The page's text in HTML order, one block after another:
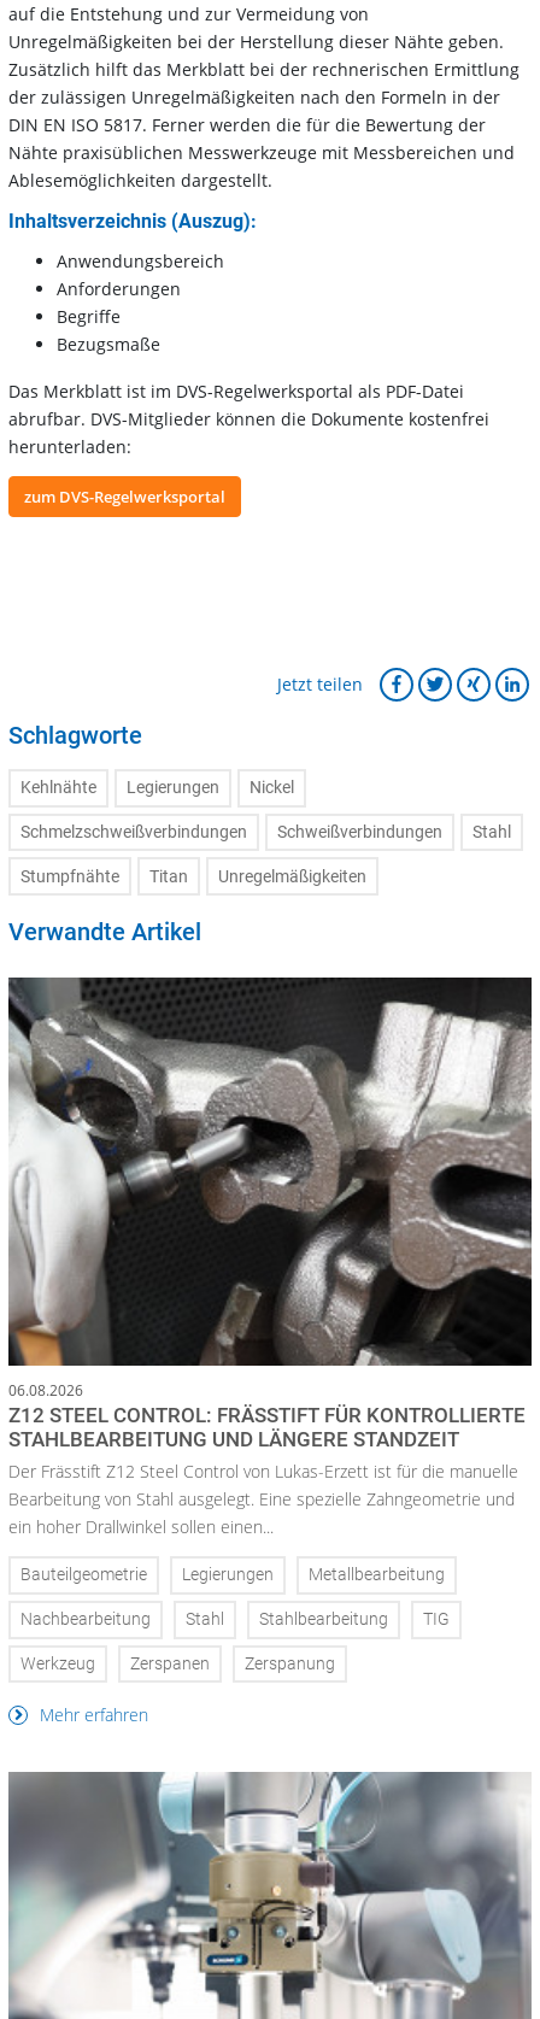
auf die Entstehung und zur Vermeidung von
Unregelmäßigkeiten bei der Herstellung dieser Nähte geben.
Zusätzlich hilft das Merkblatt bei der rechnerischen Ermittlung
der zulässigen Unregelmäßigkeiten nach den Formeln in der
DIN EN ISO 5817. Ferner werden die für die Bewertung der
Nähte praxisüblichen Messwerkzeuge mit Messbereichen und
Ablesemöglichkeiten dargestellt.
Inhaltsverzeichnis (Auszug):
Anwendungsbereich
Anforderungen
Begriffe
Bezugsmaße
Das Merkblatt ist im DVS-Regelwerksportal als PDF-Datei
abrufbar. DVS-Mitglieder können die Dokumente kostenfrei
herunterladen:
zum DVS-Regelwerksportal
Jetzt teilen
Schlagworte
Kehlnähte Legierungen Nickel
Schmelzschweißverbindungen Schweißverbindungen Stahl
Stumpfnähte Titan Unregelmäßigkeiten
Verwandte Artikel
06.08.2026
Z12 STEEL CONTROL: FRÄSSTIFT FÜR KONTROLLIERTE
STAHLBEARBEITUNG UND LÄNGERE STANDZEIT
Der Frässtift Z12 Steel Control von Lukas-Erzett ist für die manuelle
Bearbeitung von Stahl ausgelegt. Eine spezielle Zahngeometrie und
ein hoher Drallwinkel sollen einen...
Bauteilgeometrie Legierungen Metallbearbeitung
Nachbearbeitung Stahl Stahlbearbeitung TIG
Werkzeug Zerspanen Zerspanung
Mehr erfahren